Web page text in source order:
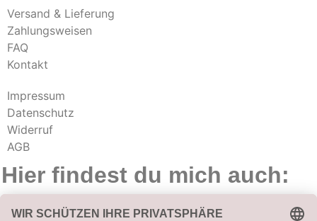
Versand & Lieferung
Zahlungsweisen
FAQ
Kontakt
Impressum
Datenschutz
Widerruf
AGB
Hier findest du mich auch: